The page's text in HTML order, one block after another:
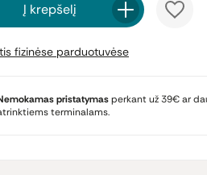
Į krepšelį
fizinėse parduotuvėse
pristatymasperkant už 39€ ar
terminalams.